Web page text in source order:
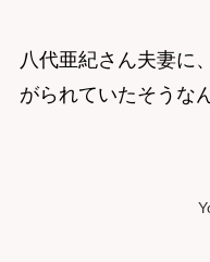
八代亜紀さん夫妻に
がられていたそうな